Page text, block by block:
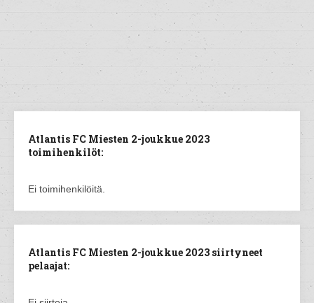
Atlantis FC Miesten 2-joukkue 2023
toimihenkilöt:
Ei toimihenkilöitä.
Atlantis FC Miesten 2-joukkue 2023 siirtyneet
pelaajat: